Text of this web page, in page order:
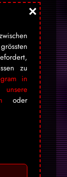
➔
zu
in
oder
×